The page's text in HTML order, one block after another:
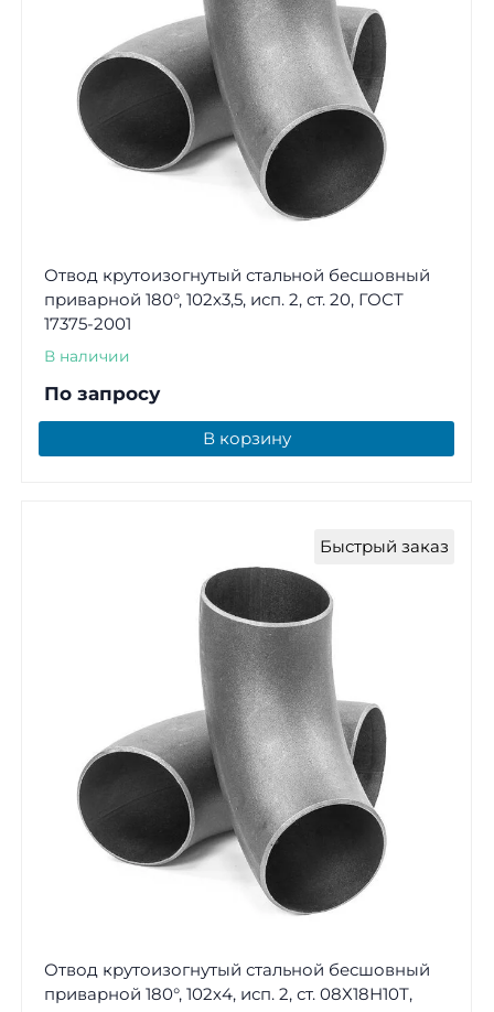
Отвод крутоизогнутый стальной бесшовный
приварной 180°, 102х3,5, исп. 2, ст. 20, ГОСТ
17375-2001
В наличии
По запросу
В корзину
Быстрый заказ
Отвод крутоизогнутый стальной бесшовный
приварной 180°, 102х4, исп. 2, ст. 08Х18Н10Т,